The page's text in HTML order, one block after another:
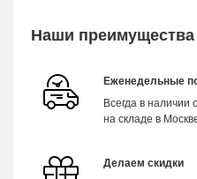
Наши преимущества
Еженедельные
Всегда в наличии
на складе в
Делаем скидки